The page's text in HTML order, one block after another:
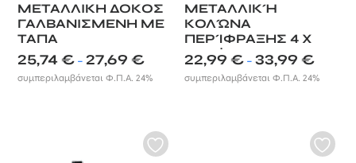
ΜΕΤΑΛΛΙΚΗ ΔΟΚΟΣ
ΓΑΛΒΑΝΙΣΜΕΝΗ ΜΕ
ΤΑΠΑ
25,74€ – 27,69€
range:
συμπεριλαμβάνεται Φ.Π.Α. 24%
ΜΕΤΑΛΛΙΚΉ
ΚΟΛΏΝΑ
ΠΕΡΊΦΡΑΞΗΣ 4 X
4ΕΚ. | ΧΩΡΊΣ ΤΆΠΑ
22,99€ – 33,99€
range:
συμπεριλαμβάνεται Φ.Π.Α. 24%